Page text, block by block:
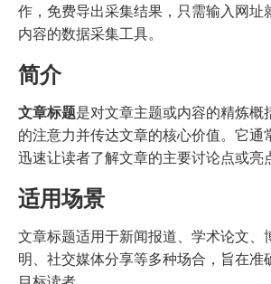
作，免费导出采集结果，只需输入网址
内容的数据采集工具。
简介
文章标题是对文章主题或内容的精炼概
的注意力并传达文章的核心价值。它通
迅速让读者了解文章的主要讨论点或亮
适用场景
文章标题适用于新闻报道、学术论文、
明、社交媒体分享等多种场合，旨在准